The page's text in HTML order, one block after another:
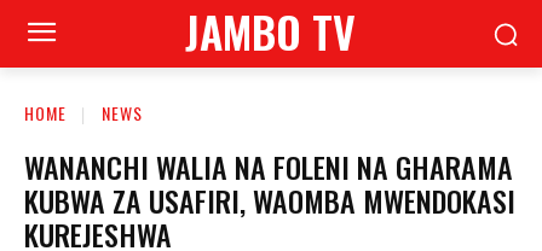
JAMBO TV
HOME NEWS
WANANCHI WALIA NA FOLENI NA GHARAMA
KUBWA ZA USAFIRI, WAOMBA MWENDOKASI
KUREJESHWA